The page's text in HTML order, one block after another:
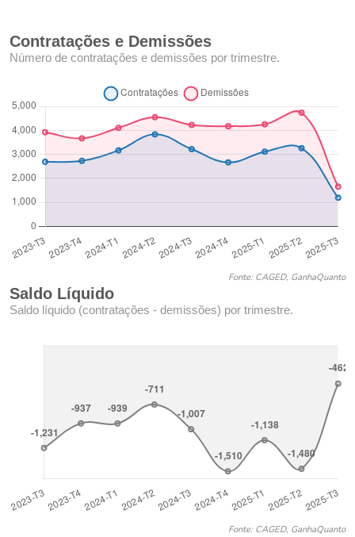
Contratações e Demissões
Número de contratações e demissões por trimestre.
Fonte: CAGED, GanhaQuanto
Saldo Líquido
Saldo líquido (contratações - demissões) por trimestre.
Fonte: CAGED, GanhaQuanto